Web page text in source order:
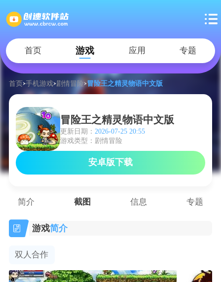
首页 游戏 应用 专题
首页 手机游戏 剧情冒险 冒险王之精灵物语中文版
冒险王之精灵物语中文版
更新日期： 2026-07-25 20:55
游戏类型：剧情冒险
安卓版下载
简介 截图 信息 专题
游戏简介
双人合作